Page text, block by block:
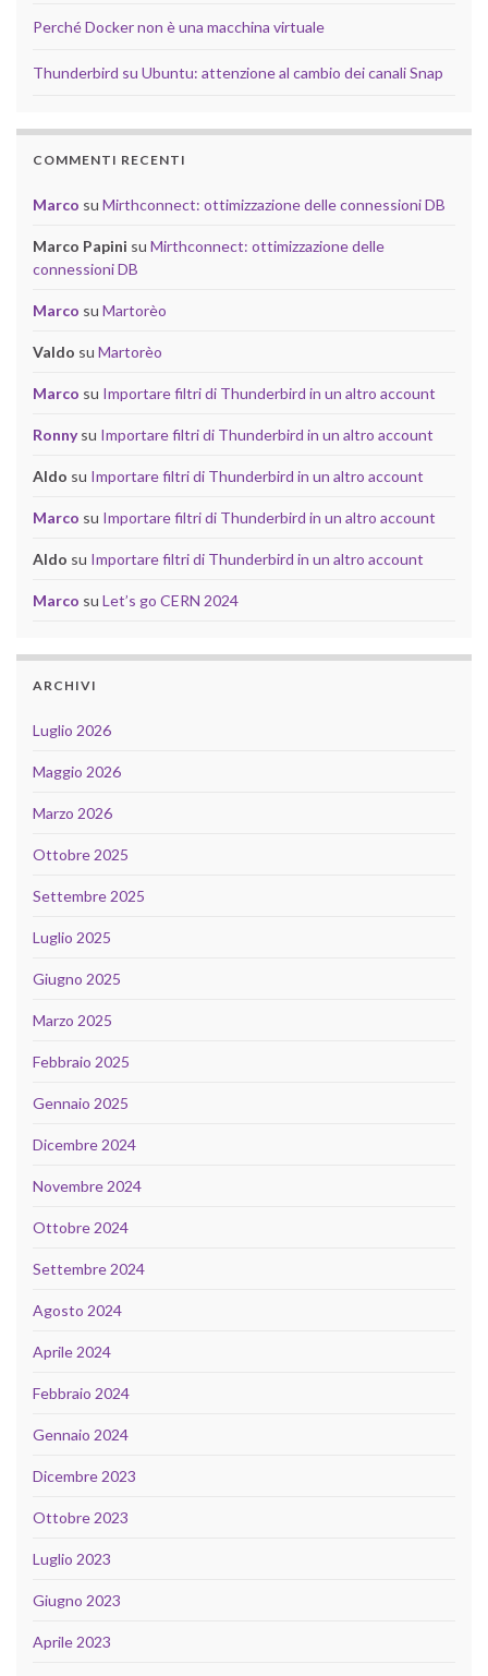
Perché Docker non è una macchina virtuale
Thunderbird su Ubuntu: attenzione al cambio dei canali Snap
COMMENTI RECENTI
Marco su Mirthconnect: ottimizzazione delle connessioni DB
Marco Papini su Mirthconnect: ottimizzazione delle
connessioni DB
Marco su Martorèo
Valdo su Martorèo
Marco su Importare filtri di Thunderbird in un altro account
Ronnysu Importare filtri di Thunderbird in un altro account
Aldo su Importare filtri di Thunderbird in un altro account
Marco su Importare filtri di Thunderbird in un altro account
Aldo su Importare filtri di Thunderbird in un altro account
Marco su Let’s go CERN 2024
ARCHIVI
Luglio 2026
Maggio 2026
Marzo 2026
Ottobre 2025
Settembre 2025
Luglio 2025
Giugno 2025
Marzo 2025
Febbraio 2025
Gennaio 2025
Dicembre 2024
Novembre 2024
Ottobre 2024
Settembre 2024
Agosto 2024
Aprile 2024
Febbraio 2024
Gennaio 2024
Dicembre 2023
Ottobre 2023
Luglio 2023
Giugno 2023
Aprile 2023